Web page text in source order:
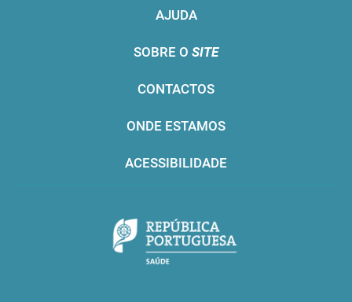
AJUDA
SOBRE O SITE
CONTACTOS
ONDE ESTAMOS
ACESSIBILIDADE